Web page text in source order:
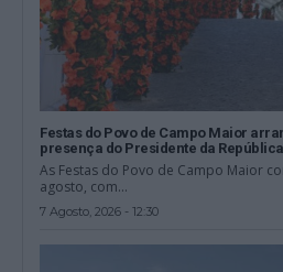
Festas do Povo de Campo Maior
presença do Presidente da República
As Festas do Povo de Campo Maior
agosto, com...
7 Agosto, 2026 - 12:30